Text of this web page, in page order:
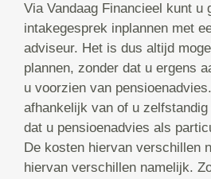
Via Vandaag Financieel kunt u
intakegesprek inplannen met
adviseur. Het is dus altijd
plannen, zonder dat u ergens
u voorzien van
afhankelijk van of u
dat u pensioenadvies als
De kosten hiervan verschillen
hiervan verschillen namelijk.